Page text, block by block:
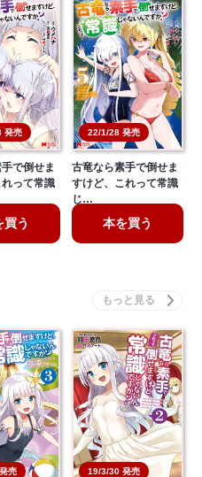
発売
で倒せま
って常識
買う
22/1/28 発売
古竜なら素手で倒せま
すけど、これって常識
じ…
本を買う
売 19/3/30 発売